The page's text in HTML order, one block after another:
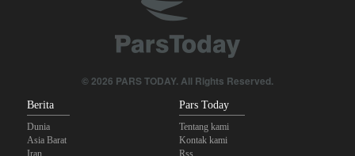
dengan Rudal Balistik dan Drone
Brigjen Akrami Nia: Artesh dalam Kondisi Siaga Penuh
Anggota Kongres AS Khawatirkan Dampak Menipisnya Rudal
© 2026 PARS TODAY. All Rights Reserved.
Berita
Dunia
Asia Barat
Iran
Pars Today
Tentang kami
Kontak kami
Rss